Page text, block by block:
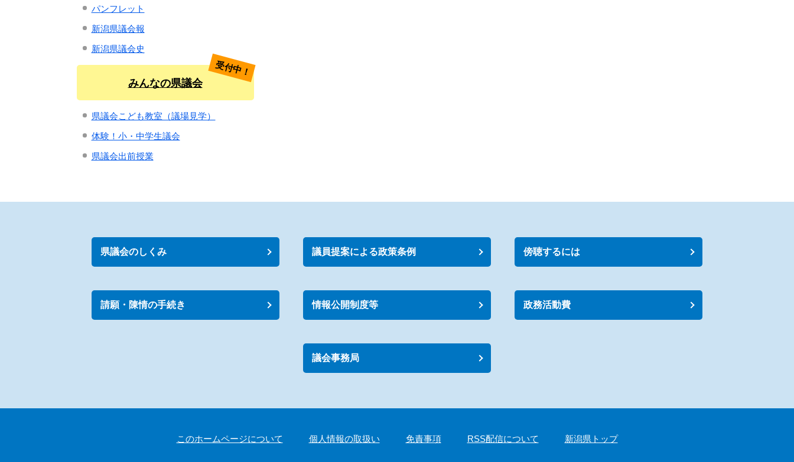
パンフレット
新潟県議会報
新潟県議会史
みんなの県議会
受付中！
県議会こども教室（議場見学）
体験！小・中学生議会
県議会出前授業
県議会のしくみ 議員提案による政策条例 傍聴するには
請願・陳情の手続き 情報公開制度等 政務活動費
議会事務局
このホームページについて 個人情報の取扱い 免責事項 RSS配信について 新潟県トップ